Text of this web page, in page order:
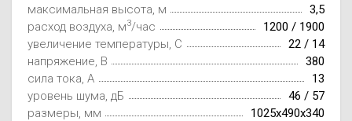
максимальная высота, м
3,5
расход воздуха, м3/час
1200 / 1900
увеличение температуры, C
22 / 14
напряжение, В
380
сила тока, А
13
уровень шума, дБ
46 / 57
размеры, мм
1025х490х340
Осушители
Wi-Fi модуля
отработанном